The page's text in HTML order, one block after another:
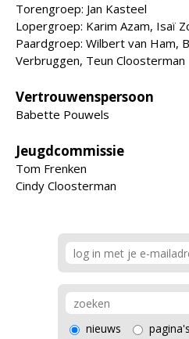
Torengroep: Jan Kasteel
Lopergroep: Karim Azam, Isaï
Paardgroep: Wilbert van Ham,
Verbruggen, Teun Cloosterman
Vertrouwenspersoon
Babette Pouwels
Jeugdcommissie
Tom Frenken
Cindy Cloosterman
nieuws pagina's